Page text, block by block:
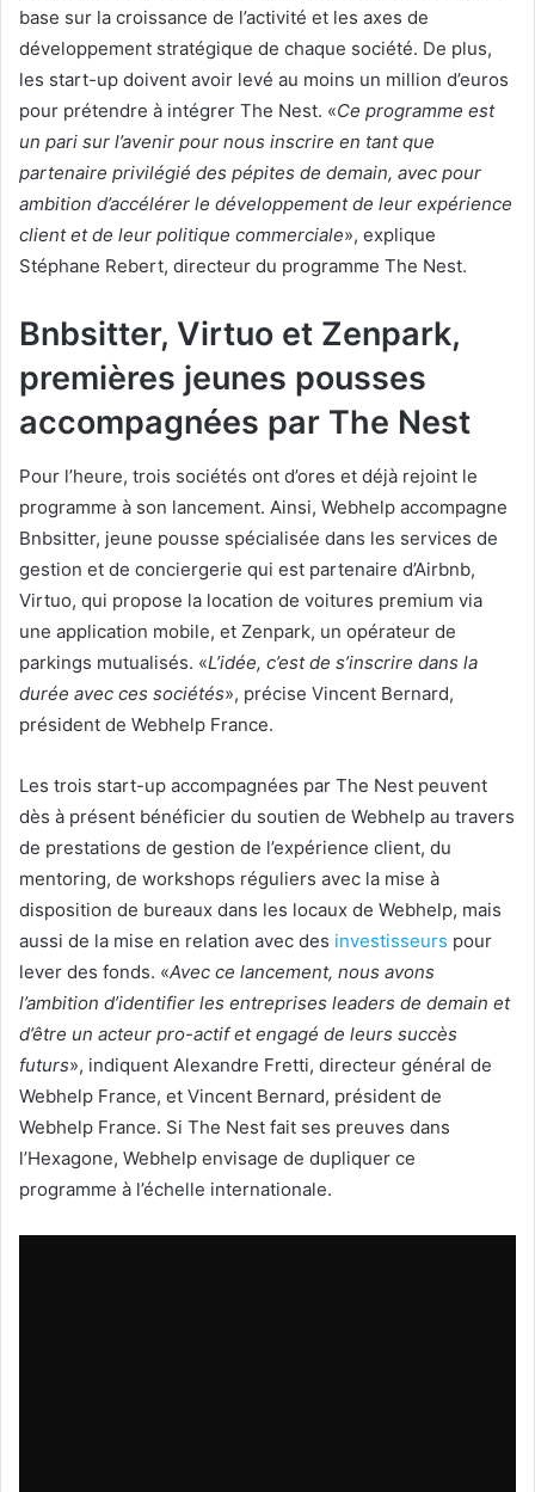
base sur la croissance de l’activité et les axes de
développement stratégique de chaque société. De plus,
les start-up doivent avoir levé au moins un million d’euros
pour prétendre à intégrer The Nest. «Ce programme est
un pari sur l’avenir pour nous inscrire en tant que
partenaire privilégié des pépites de demain, avec pour
ambition d’accélérer le développement de leur expérience
client et de leur politique commerciale», explique
Stéphane Rebert, directeur du programme The Nest.
Bnbsitter, Virtuo et Zenpark,
premières jeunes pousses
accompagnées par The Nest
Pour l’heure, trois sociétés ont d’ores et déjà rejoint le
programme à son lancement. Ainsi, Webhelp accompagne
Bnbsitter, jeune pousse spécialisée dans les services de
gestion et de conciergerie qui est partenaire d’Airbnb,
Virtuo, qui propose la location de voitures premium via
une application mobile, et Zenpark, un opérateur de
parkings mutualisés. «L’idée, c’est de s’inscrire dans la
durée avec ces sociétés», précise Vincent Bernard,
président de Webhelp France.
Les trois start-up accompagnées par The Nest peuvent
dès à présent bénéficier du soutien de Webhelp au travers
de prestations de gestion de l’expérience client, du
mentoring, de workshops réguliers avec la mise à
disposition de bureaux dans les locaux de Webhelp, mais
aussi de la mise en relation avec des investisseurs pour
lever des fonds. «Avec ce lancement, nous avons
l’ambition d’identifier les entreprises leaders de demain et
d’être un acteur pro-actif et engagé de leurs succès
futurs», indiquent Alexandre Fretti, directeur général de
Webhelp France, et Vincent Bernard, président de
Webhelp France. Si The Nest fait ses preuves dans
l’Hexagone, Webhelp envisage de dupliquer ce
programme à l’échelle internationale.